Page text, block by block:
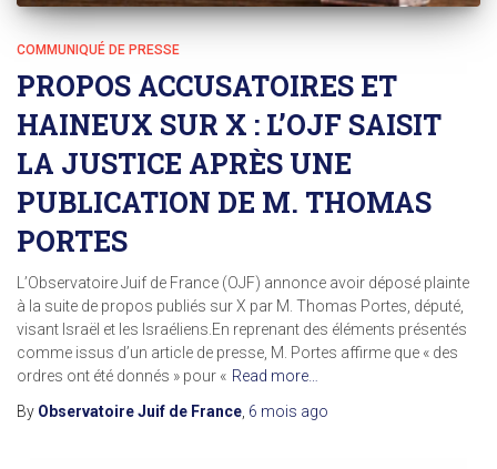
COMMUNIQUÉ DE PRESSE
PROPOS ACCUSATOIRES ET
HAINEUX SUR X : L’OJF SAISIT
LA JUSTICE APRÈS UNE
PUBLICATION DE M. THOMAS
PORTES
L’Observatoire Juif de France (OJF) annonce avoir déposé plainte
à la suite de propos publiés sur X par M. Thomas Portes, député,
visant Israël et les Israéliens.En reprenant des éléments présentés
comme issus d’un article de presse, M. Portes affirme que « des
ordres ont été donnés » pour « Read more…
By Observatoire Juif de France 6 mois ago